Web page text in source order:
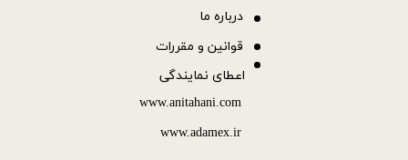
قوانین و مقررات
درباره ما
اعطای نمایندگی
www.anitahani.com
www.ada​​​​​​​mex.ir